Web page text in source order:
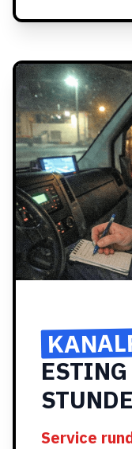
Service